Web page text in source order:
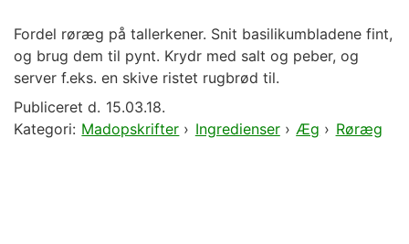
Fordel røræg på tallerkener. Snit basilikumbladene fint,
og brug dem til pynt. Krydr med salt og peber, og
server f.eks. en skive ristet rugbrød til.
Publiceret d. 15.03.18.
Kategori: Madopskrifter › Ingredienser› Æg › Røræg